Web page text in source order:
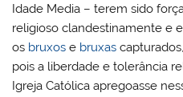
Idade Media – terem sido
religioso clandestinamente e
os bruxos e bruxas
pois a liberdade e tolerância
Igreja Católica apregoasse